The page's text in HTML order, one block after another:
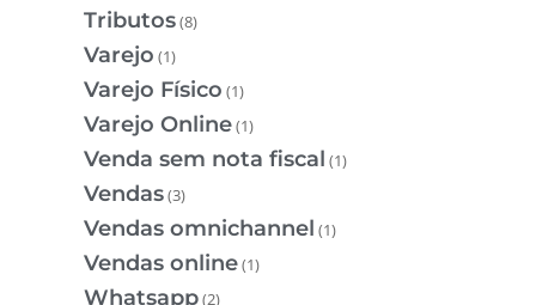
Tributos(8)
Varejo (1)
Varejo Físico (1)
Varejo Online(1)
Venda sem nota fiscal (1)
Vendas(3)
Vendas omnichannel (1)
Vendas online(1)
Whatsapp(2)